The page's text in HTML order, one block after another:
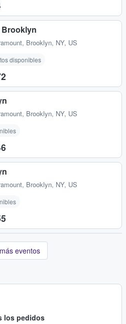
, Brooklyn, NY, US
disponibles
, Brooklyn, NY, US
, Brooklyn, NY, US
eventos
los pedidos